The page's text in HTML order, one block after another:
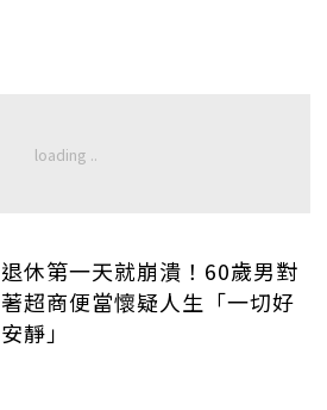
退休第一天就崩潰！60歲男對
著超商便當懷疑人生「一切好
安靜」